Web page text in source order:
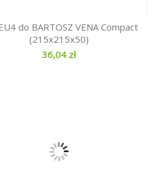
do BARTOSZ VENA Compact
(215x215x50)
36,04 zł